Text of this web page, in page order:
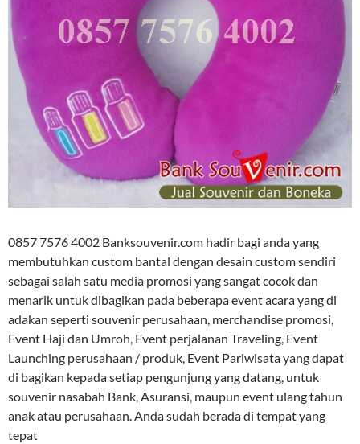
0857 7576 4002 Banksouvenir.com hadir bagi anda yang
membutuhkan custom bantal dengan desain custom sendiri
sebagai salah satu media promosi yang sangat cocok dan
menarik untuk dibagikan pada beberapa event acara yang di
adakan seperti souvenir perusahaan, merchandise promosi,
Event Haji dan Umroh, Event perjalanan Traveling, Event
Launching perusahaan / produk, Event Pariwisata yang dapat
di bagikan kepada setiap pengunjung yang datang, untuk
souvenir nasabah Bank, Asuransi, maupun event ulang tahun
anak atau perusahaan. Anda sudah berada di tempat yang
tepat